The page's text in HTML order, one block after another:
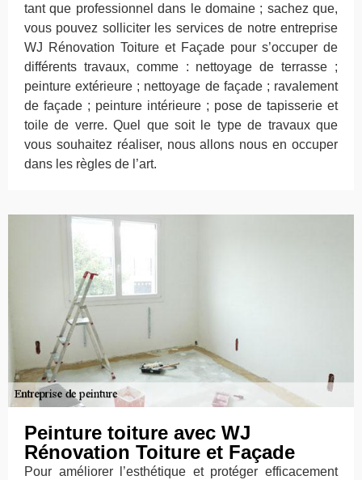
tant que professionnel dans le domaine ; sachez que,
vous pouvez solliciter les services de notre entreprise
WJ Rénovation Toiture et Façade pour s’occuper de
différents travaux, comme : nettoyage de terrasse ;
peinture extérieure ; nettoyage de façade ; ravalement
de façade ; peinture intérieure ; pose de tapisserie et
toile de verre. Quel que soit le type de travaux que
vous souhaitez réaliser, nous allons nous en occuper
dans les règles de l’art.
Peinture toiture avec WJ
Rénovation Toiture et Façade
Pour améliorer l’esthétique et protéger efficacement